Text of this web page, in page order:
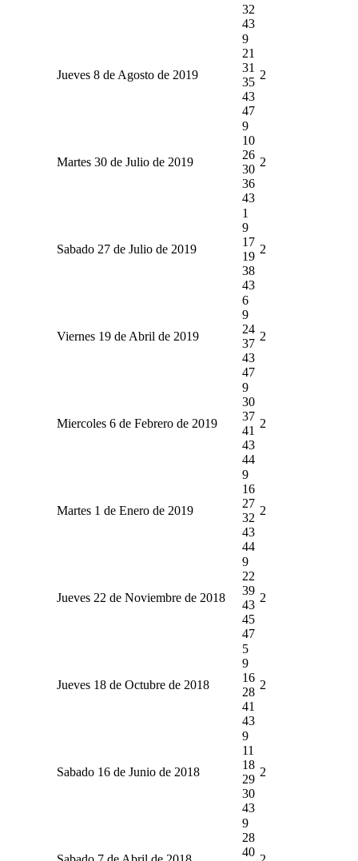
32
43
Jueves 8 de Agosto de 2019
9
21
31
35
43
47
2
Martes 30 de Julio de 2019
9
10
26
30
36
43
2
Sabado 27 de Julio de 2019
1
9
17
19
38
43
2
Viernes 19 de Abril de 2019
6
9
24
37
43
47
2
Miercoles 6 de Febrero de 2019
9
30
37
41
43
44
2
Martes 1 de Enero de 2019
9
16
27
32
43
44
2
Jueves 22 de Noviembre de 2018
9
22
39
43
45
47
2
Jueves 18 de Octubre de 2018
5
9
16
28
41
43
2
Sabado 16 de Junio de 2018
9
11
18
29
30
43
2
9
28
40